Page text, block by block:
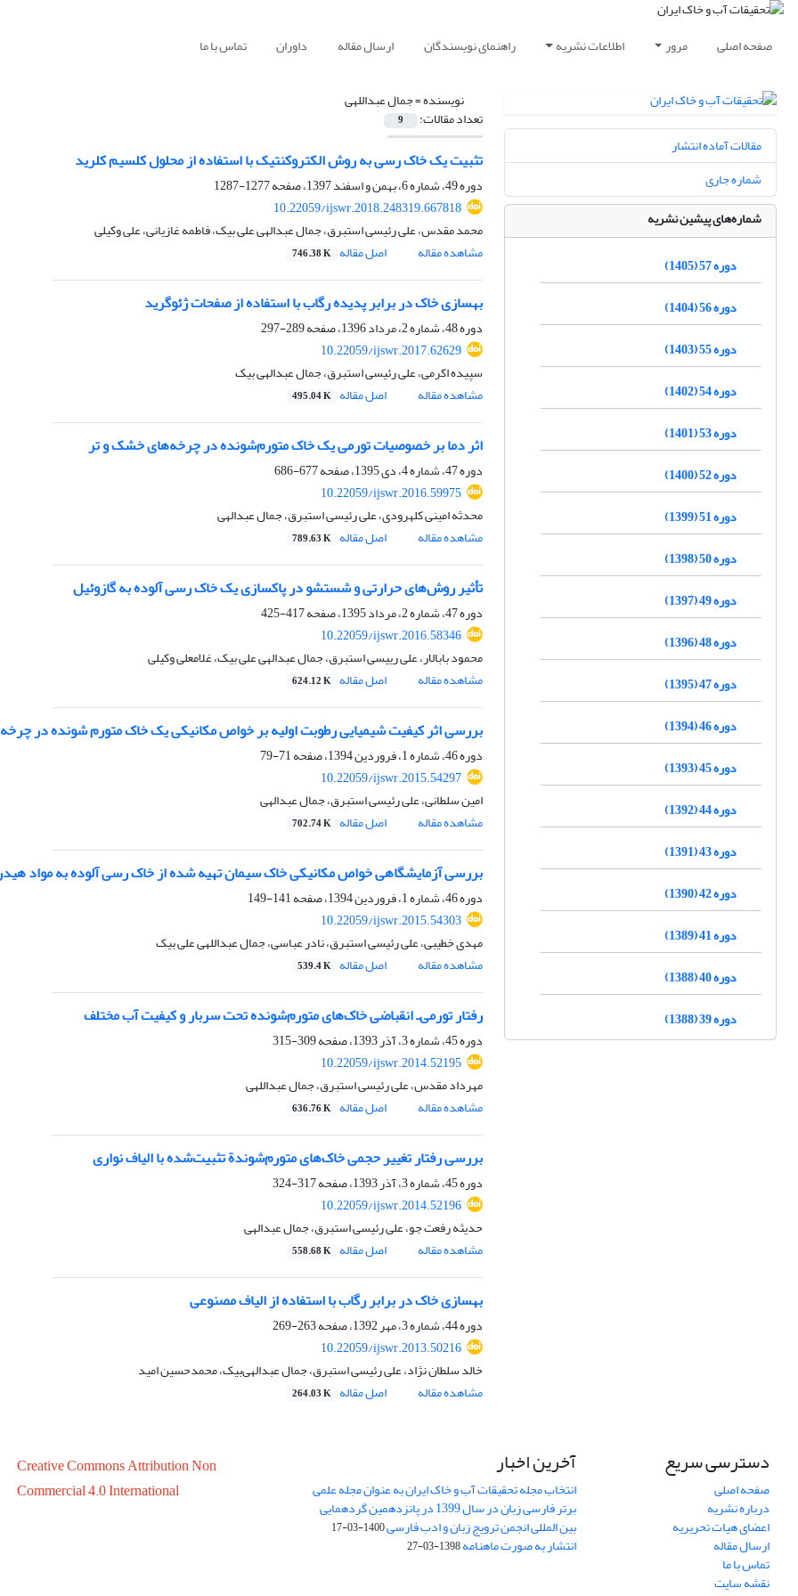
صفحه اصلی مرور اطلاعات نشریه راهنمای نویسندگان ارسال مقاله داوران تماس با ما
نویسنده =جمال عبداللهی
تعداد مقالات: 9
تثبیت یک خاک رسی به روش الکتروکنتیک با استفاده از محلول کلسیم کلرید
دوره 49، شماره 6، بهمن و اسفند 1397، صفحه
1277-1287
10.22059/ijswr.2018.248319.667818
محمد مقدس، علی رئیسی استبرق، جمال عبدالهی علی بیک، فاطمه غازیانی، علی وکیلی
مشاهده مقاله
اصل مقاله 746.38 K
بهسازی خاک در برابر پدیده رگاب با استفاده از صفحات ژئوگرید
دوره 48، شماره 2، مرداد 1396، صفحه
289-297
10.22059/ijswr.2017.62629
سپیده اکرمی، علی رئیسی استبرق، جمال عبدالهی بیک
مشاهده مقاله
اصل مقاله 495.04 K
اثر دما بر خصوصیات تورمی یک خاک متورم‌شونده در چرخه‌های خشک و تر
دوره 47، شماره 4، دی 1395، صفحه
677-686
10.22059/ijswr.2016.59975
محدثه امینی کلهرودی، علی رئیسی استبرق، جمال عبدالهی
مشاهده مقاله
اصل مقاله 789.63 K
تأثیر روش‌های حرارتی و شستشو در پاکسازی یک خاک رسی آلوده به گازوئیل
دوره 47، شماره 2، مرداد 1395، صفحه
417-425
10.22059/ijswr.2016.58346
محمود بابالار، علی رییسی استبرق، جمال عبدالهی علی بیک، غلامعلی وکیلی
مشاهده مقاله
اصل مقاله 624.12 K
بررسی اثر کیفیت شیمیایی رطوبت اولیه بر خواص مکانیکی یک خاک متورم شونده در
دوره 46، شماره 1، فروردین 1394، صفحه
71-79
10.22059/ijswr.2015.54297
امین سلطانی، علی رئیسی استبرق، جمال عبدالهی
مشاهده مقاله
اصل مقاله 702.74 K
بررسی آزمایشگاهی خواص مکانیکی خاک سیمان تهیه شده از خاک رسی آلوده به مواد
دوره 46، شماره 1، فروردین 1394، صفحه
141-149
10.22059/ijswr.2015.54303
مهدی خطیبی، علی رئیسی استبرق، نادر عباسی، جمال عبداللهی علی بیک
مشاهده مقاله
اصل مقاله 539.4 K
رفتار تورمی‌ـ انقباضی خاک‌های متورم‌شونده تحت سربار و کیفیت آب مختلف
دوره 45، شماره 3، آذر 1393، صفحه
309-315
10.22059/ijswr.2014.52195
مهرداد مقدس، علی رئیسی استبرق، جمال عبداللهی
مشاهده مقاله
اصل مقاله 636.76 K
بررسی رفتار تغییر حجمی خاک‌های متورم‌شوندة تثبیت‌شده با الیاف نواری
دوره 45، شماره 3، آذر 1393، صفحه
317-324
10.22059/ijswr.2014.52196
حدیثه رفعت جو، علی رئیسی استبرق، جمال عبدالهی
مشاهده مقاله
اصل مقاله 558.68 K
بهسازی خاک در برابر رگاب با استفاده از الیاف مصنوعی
دوره 44، شماره 3، مهر 1392، صفحه
263-269
10.22059/ijswr.2013.50216
خالد سلطان نژاد، علی رئیسی استبرق، جمال عبدالهی‌بیک، محمدحسین امید
مشاهده مقاله
اصل مقاله 264.03 K
مقالات آماده انتشار
شماره جاری
شماره‌های پیشین نشریه
دوره 57 (1405)
دوره 56 (1404)
دوره 55 (1403)
دوره 54 (1402)
دوره 53 (1401)
دوره 52 (1400)
دوره 51 (1399)
دوره 50 (1398)
دوره 49 (1397)
دوره 48 (1396)
دوره 47 (1395)
دوره 46 (1394)
دوره 45 (1393)
دوره 44 (1392)
دوره 43 (1391)
دوره 42 (1390)
دوره 41 (1389)
دوره 40 (1388)
دوره 39 (1388)
دسترسی سریع
صفحه اصلی
درباره نشریه
اعضای هیات تحریریه
ارسال مقاله
تماس با ما
نقشه سایت
آخرین اخبار
انتخاب مجله تحقیقات آب و خاک ایران به عنوان مجله علمی
برتر فارسی زبان در سال 1399 در پانزدهمین گردهمایی
بین المللی انجمن ترویج زبان و ادب فارسی1400-03-17
انتشار به صورت ماهنامه1398-03-27
Creative Commons Attribution Non
Commercial 4.0 International